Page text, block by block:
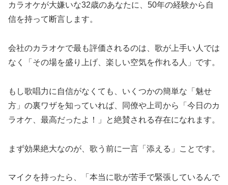
カラオケが大嫌いな32歳のあなたに、50年の経験から自
信を持って断言します。
会社のカラオケで最も評価されるのは、歌が上手い人では
なく「その場を盛り上げ、楽しい空気を作れる人」です。
もし歌唱力に自信がなくても、いくつかの簡単な「魅せ
方」の裏ワザを知っていれば、同僚や上司から「今日のカ
ラオケ、最高だったよ！」と絶賛される存在になれます。
まず効果絶大なのが、歌う前に一言「添える」ことです。
マイクを持ったら、「本当に歌が苦手で緊張しているんで